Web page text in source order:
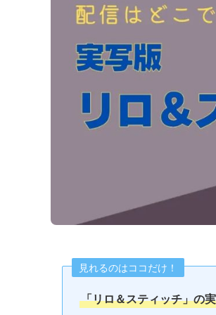
見れるのはココだけ！
「リロ＆スティッチ」の